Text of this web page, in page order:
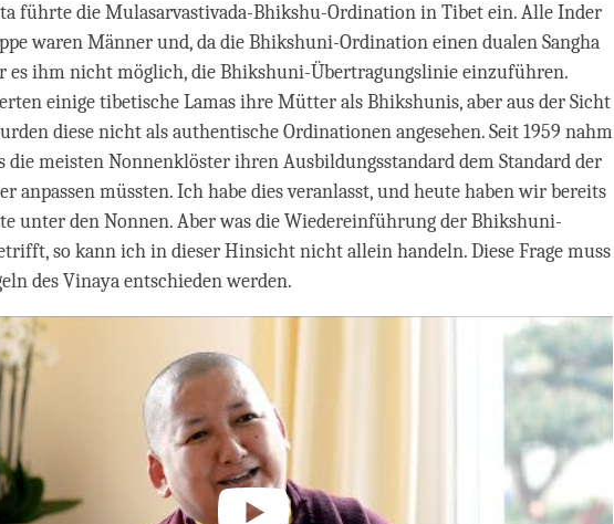
führte die Mulasarvastivada-Bhikshu-Ordination in Tibet ein. Alle Inder
waren Männer und, da die Bhikshuni-Ordination einen dualen Sangha
es ihm nicht möglich, die Bhikshuni-Übertragungslinie einzuführen.
einige tibetische Lamas ihre Mütter als Bhikshunis, aber aus der Sicht
diese nicht als authentische Ordinationen angesehen. Seit 1959 nahm
die meisten Nonnenklöster ihren Ausbildungsstandard dem Standard der
anpassen müssten. Ich habe dies veranlasst, und heute haben wir bereits
unter den Nonnen. Aber was die Wiedereinführung der Bhikshuni-
so kann ich in dieser Hinsicht nicht allein handeln. Diese Frage muss
des Vinaya entschieden werden.